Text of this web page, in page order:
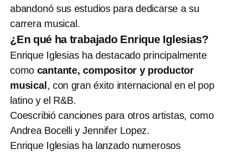
abandonó sus estudios para dedicarse a su
carrera musical.
¿En qué ha trabajado Enrique Iglesias?
Enrique Iglesias ha destacado principalmente
como cantante, compositor y productor
musical , con gran éxito internacional en el pop
latino y el R&B.
Coescribió canciones para otros artistas, como
Andrea Bocelli y Jennifer Lopez.
Enrique Iglesias ha lanzado numerosos